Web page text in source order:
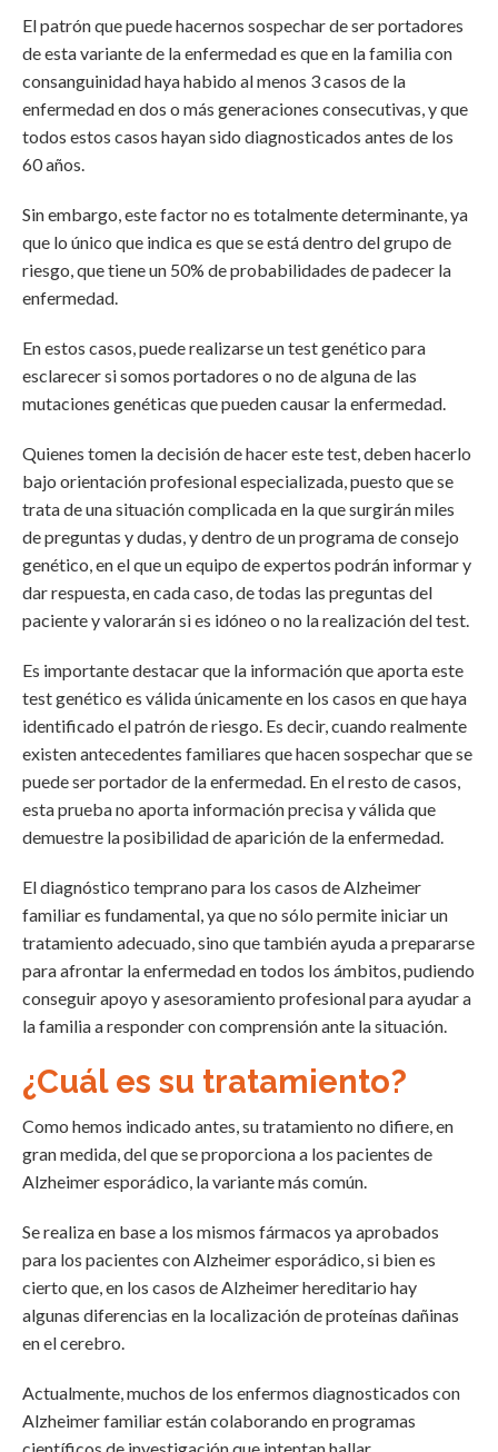
El patrón que puede hacernos sospechar de ser portadores
de esta variante de la enfermedad es que en la familia con
consanguinidad haya habido al menos 3 casos de la
enfermedad en dos o más generaciones consecutivas, y que
todos estos casos hayan sido diagnosticados antes de los
60 años.
Sin embargo, este factor no es totalmente determinante, ya
que lo único que indica es que se está dentro del grupo de
riesgo, que tiene un 50% de probabilidades de padecer la
enfermedad.
En estos casos, puede realizarse un test genético para
esclarecer si somos portadores o no de alguna de las
mutaciones genéticas que pueden causar la enfermedad.
Quienes tomen la decisión de hacer este test, deben hacerlo
bajo orientación profesional especializada, puesto que se
trata de una situación complicada en la que surgirán miles
de preguntas y dudas, y dentro de un programa de consejo
genético, en el que un equipo de expertos podrán informar y
dar respuesta, en cada caso, de todas las preguntas del
paciente y valorarán si es idóneo o no la realización del test.
Es importante destacar que la información que aporta este
test genético es válida únicamente en los casos en que haya
identificado el patrón de riesgo. Es decir, cuando realmente
existen antecedentes familiares que hacen sospechar que se
puede ser portador de la enfermedad. En el resto de casos,
esta prueba no aporta información precisa y válida que
demuestre la posibilidad de aparición de la enfermedad.
El diagnóstico temprano para los casos de Alzheimer
familiar es fundamental, ya que no sólo permite iniciar un
tratamiento adecuado, sino que también ayuda a prepararse
para afrontar la enfermedad en todos los ámbitos, pudiendo
conseguir apoyo y asesoramiento profesional para ayudar a
la familia a responder con comprensión ante la situación.
¿Cuál es su tratamiento?
Como hemos indicado antes, su tratamiento no difiere, en
gran medida, del que se proporciona a los pacientes de
Alzheimer esporádico, la variante más común.
Se realiza en base a los mismos fármacos ya aprobados
para los pacientes con Alzheimer esporádico, si bien es
cierto que, en los casos de Alzheimer hereditario hay
algunas diferencias en la localización de proteínas dañinas
en el cerebro.
Actualmente, muchos de los enfermos diagnosticados con
Alzheimer familiar están colaborando en programas